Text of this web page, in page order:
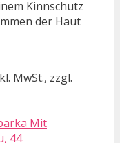
Kinnschutz
der Haut
MwSt., zzgl.